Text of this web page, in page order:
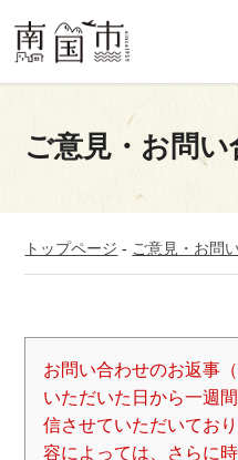
ご意見・お問い
トップページ - ご意見・お問
お問い合わせのお返事
いただいた日から一週
信させていただいてお
容によっては、さらに